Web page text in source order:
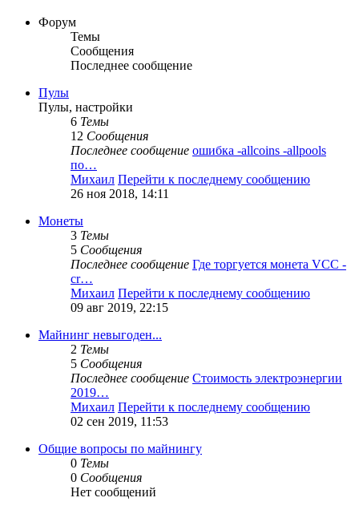
Форум
Темы
Сообщения
Последнее сообщение
Пулы
Пулы, настройки
6 Темы
12 Сообщения
Последнее сообщение ошибка -allcoins -allpools
по…
Михаил Перейти к последнему сообщению
26 ноя 2018, 14:11
Монеты
3 Темы
5 Сообщения
Последнее сообщение Где торгуется монета VCC -
cr…
Михаил Перейти к последнему сообщению
09 авг 2019, 22:15
Майнинг невыгоден...
2 Темы
5 Сообщения
Последнее сообщение Стоимость электроэнергии
2019…
Михаил Перейти к последнему сообщению
02 сен 2019, 11:53
Общие вопросы по майнингу
0 Темы
0 Сообщения
Нет сообщений